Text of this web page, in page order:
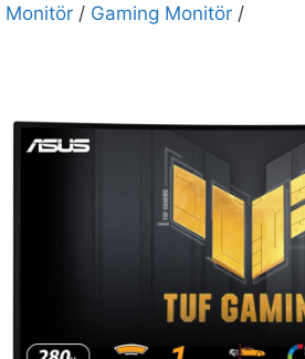
Monitör / Gaming Monitör /